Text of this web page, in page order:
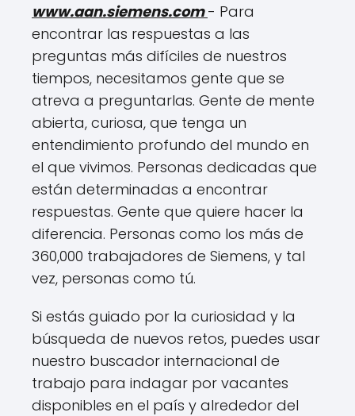
www.aan.siemens.com - Para
encontrar las respuestas a las
preguntas más difíciles de nuestros
tiempos, necesitamos gente que se
atreva a preguntarlas. Gente de mente
abierta, curiosa, que tenga un
entendimiento profundo del mundo en
el que vivimos. Personas dedicadas que
están determinadas a encontrar
respuestas. Gente que quiere hacer la
diferencia. Personas como los más de
360,000 trabajadores de Siemens, y tal
vez, personas como tú.
Si estás guiado por la curiosidad y la
búsqueda de nuevos retos, puedes usar
nuestro buscador internacional de
trabajo para indagar por vacantes
disponibles en el país y alrededor del